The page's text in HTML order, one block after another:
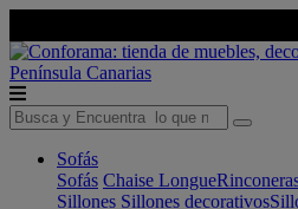
Península Canarias
Sofás
Sofás Chaise Longue
Sillones Sillones decorativos